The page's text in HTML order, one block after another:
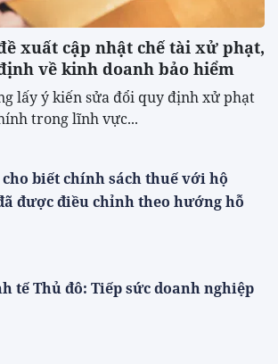
xuất cập nhật chế tài xử phạt,
về kinh doanh bảo hiểm
lấy ý kiến sửa đổi quy định xử phạt
trong lĩnh vực...
biết chính sách thuế với hộ
được điều chỉnh theo hướng hỗ
tế Thủ đô: Tiếp sức doanh nghiệp